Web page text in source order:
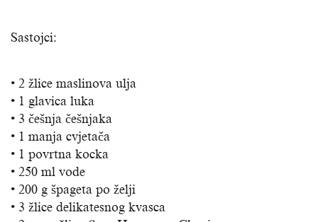
Sastojci:
• 2 žlice maslinova ulja
• 1 glavica luka
• 3 češnja češnjaka
• 1 manja cvjetača
• 1 povrtna kocka
• 250 ml vode
• 200 g špageta po želji
• 3 žlice delikatesnog kvasca